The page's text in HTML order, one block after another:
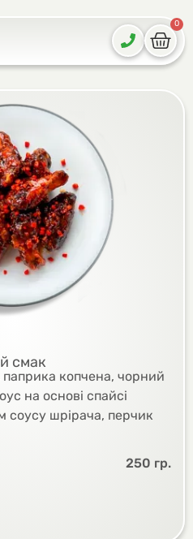
0
смак
копчена, чорний
на основі спайсі
соусу шрірача, перчик
250 гр.